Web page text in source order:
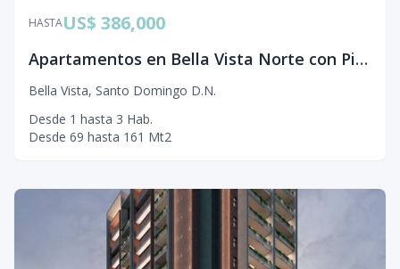
HASTAUS$ 386,000
Apartamentos en Bella Vista Norte con Piscina Infinity y Amenidades
Bella Vista, Santo Domingo D.N.
Desde 1 hasta 3 Hab.
Desde 69 hasta 161 Mt2